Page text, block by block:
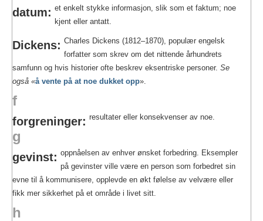
datum: et enkelt stykke informasjon, slik som et faktum; noe
kjent eller antatt.
Dickens: Charles Dickens (1812–1870), populær engelsk
forfatter som skrev om det nittende århundrets
samfunn og hvis historier ofte beskrev eksentriske personer. Se
også «å vente på at noe dukket opp».
f
forgreninger: resultater eller konsekvenser av noe.
g
gevinst: oppnåelsen av enhver ønsket forbedring. Eksempler
på gevinster ville være en person som forbedret sin
evne til å kommunisere, opplevde en økt følelse av velvære eller
fikk mer sikkerhet på et område i livet sitt.
h